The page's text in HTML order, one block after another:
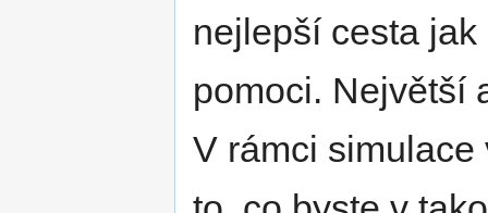
nejlepší cesta
pomoci. Největší
V rámci